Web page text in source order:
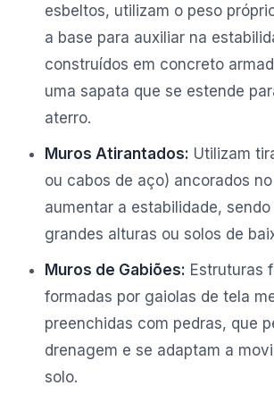
esbeltos, utilizam o peso
a base para auxiliar na
construídos em concreto
uma sapata que se estende
aterro.
Muros Atirantados: Utilizam
ou cabos de aço) ancorados
aumentar a estabilidade,
grandes alturas ou solos de
Muros de Gabiões: Estruturas
formadas por gaiolas de tela
preenchidas com pedras, que
drenagem e se adaptam a
solo.